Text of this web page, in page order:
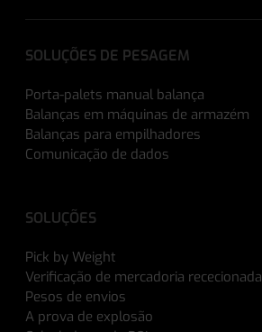
SOLUÇÕES DE PESAGEM
Porta-palets manual balança
Balanças em máquinas de armazém
Balanças para empilhadores
Comunicação de dados
SOLUÇÕES
Pick by Weight
Verificação de mercadoria rececionada
Pesos de envios
A prova de explosão